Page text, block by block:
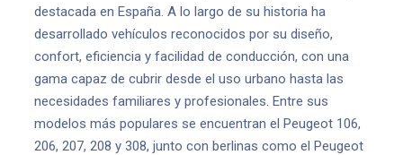
destacada en España. A lo largo de su historia ha
desarrollado vehículos reconocidos por su diseño,
confort, eficiencia y facilidad de conducción, con una
gama capaz de cubrir desde el uso urbano hasta las
necesidades familiares y profesionales. Entre sus
modelos más populares se encuentran el Peugeot 106,
206, 207, 208 y 308, junto con berlinas como el Peugeot